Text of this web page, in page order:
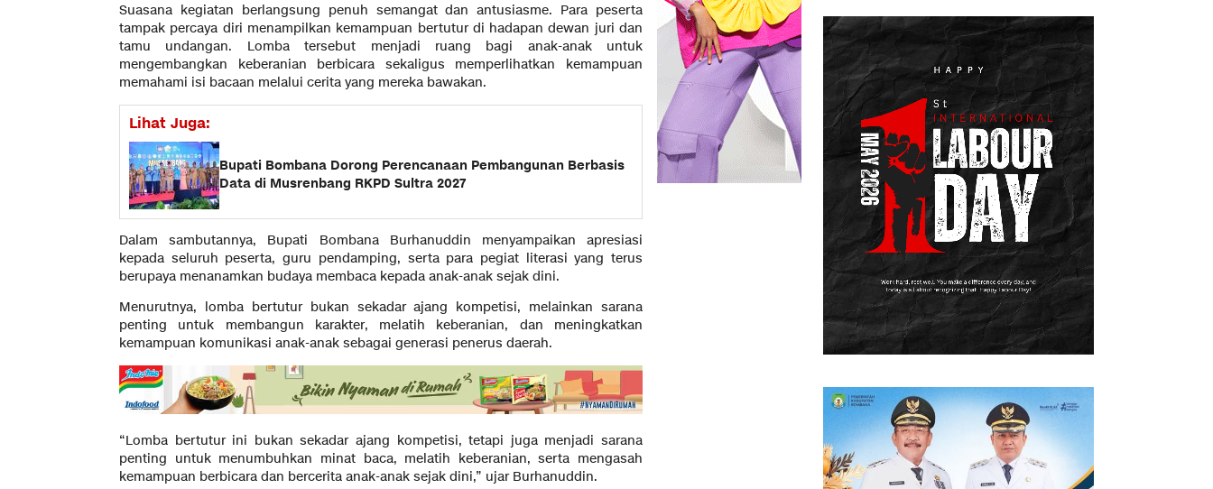
Suasana kegiatan berlangsung penuh semangat dan antusiasme. Para peserta
tampak percaya diri menampilkan kemampuan bertutur di hadapan dewan juri dan
tamu undangan. Lomba tersebut menjadi ruang bagi anak-anak untuk
mengembangkan keberanian berbicara sekaligus memperlihatkan kemampuan
memahami isi bacaan melalui cerita yang mereka bawakan.
Lihat Juga:
Bupati Bombana Dorong Perencanaan Pembangunan Berbasis
Data di Musrenbang RKPD Sultra 2027
Dalam sambutannya, Bupati Bombana Burhanuddin menyampaikan apresiasi
kepada seluruh peserta, guru pendamping, serta para pegiat literasi yang terus
berupaya menanamkan budaya membaca kepada anak-anak sejak dini.
Menurutnya, lomba bertutur bukan sekadar ajang kompetisi, melainkan sarana
penting untuk membangun karakter, melatih keberanian, dan meningkatkan
kemampuan komunikasi anak-anak sebagai generasi penerus daerah.
“Lomba bertutur ini bukan sekadar ajang kompetisi, tetapi juga menjadi sarana
penting untuk menumbuhkan minat baca, melatih keberanian, serta mengasah
kemampuan berbicara dan bercerita anak-anak sejak dini,” ujar Burhanuddin.